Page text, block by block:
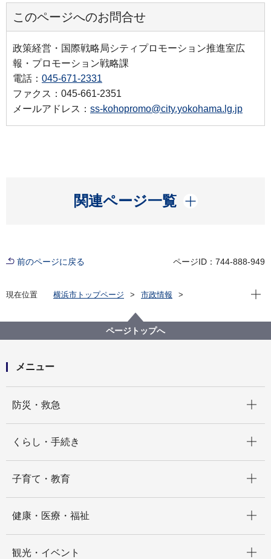
このページへのお問合せ
政策経営・国際戦略局シティプロモーション推進室広
報・プロモーション戦略課
電話： 045-671-2331
ファクス：045-661-2351
メールアドレス： ss-kohopromo@city.yokohama.lg.jp
関連ページ一覧
開く
前のページに戻る ページID：744-888-949
現在位置 横浜市トップページ
市政情報
横浜市の広報に関するアンケート調査
令和６年度 横浜市の広報に関するアンケート調査
現在
ページトップへ
メニュー
防災・救急
くらし・手続き
子育て・教育
健康・医療・福祉
観光・イベント